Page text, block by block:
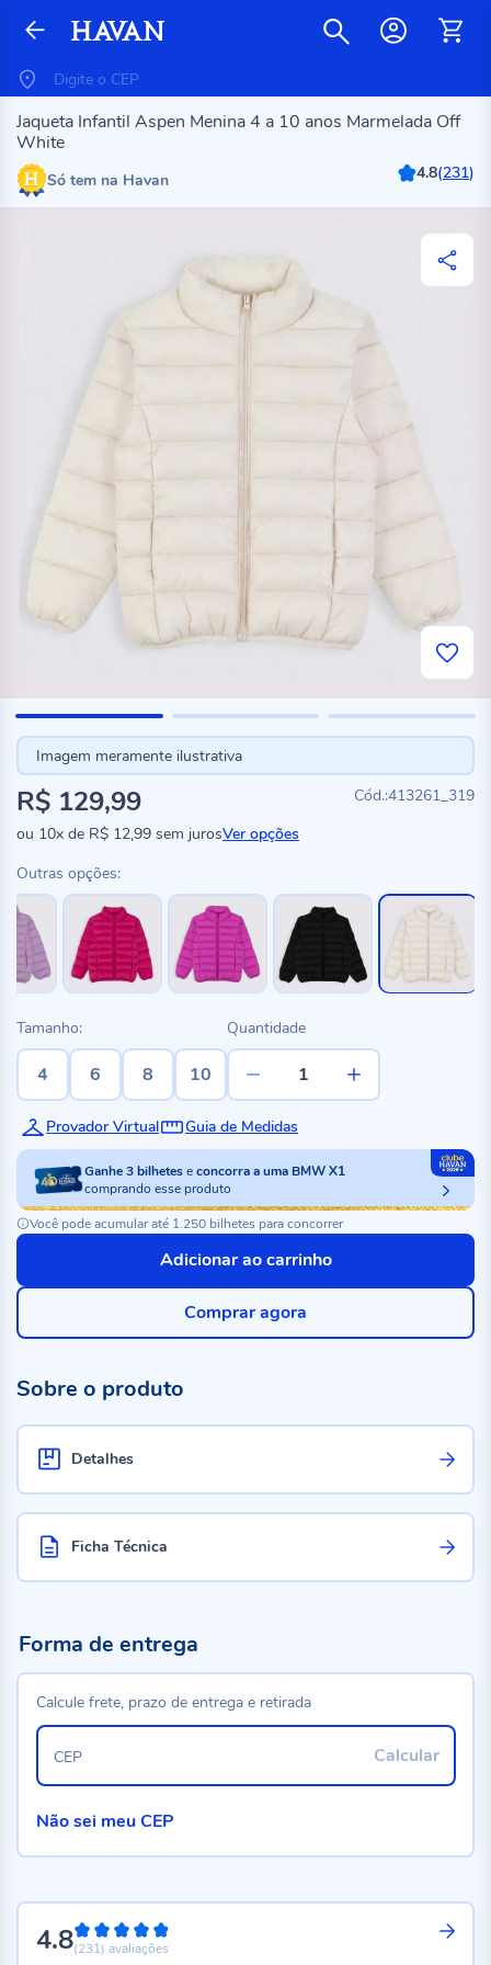
Jaqueta Infantil Aspen Menina 4 a 10 anos Marmelada Off
White
Só tem na Havan 4.8(231)
Imagem meramente ilustrativa
413261_319
R$ 129,99
ou 10x de R$ 12,99 sem jurosVer opções
Outras opções:
Tamanho:
4 6 8 10
Quantidade
Provador Virtual Guia de Medidas
Ganhe3bilheteseconcorra a uma BMW X1
comprando esse produto
Você pode acumular até 1.250 bilhetes para concorrer
Adicionar ao carrinho
Comprar agora
Sobre o produto
Detalhes
Ficha Técnica
4.896%
(231) avaliações
Forma de entrega
Calcule frete, prazo de entrega e retirada
Calcular
CEP
Não sei meu CEP